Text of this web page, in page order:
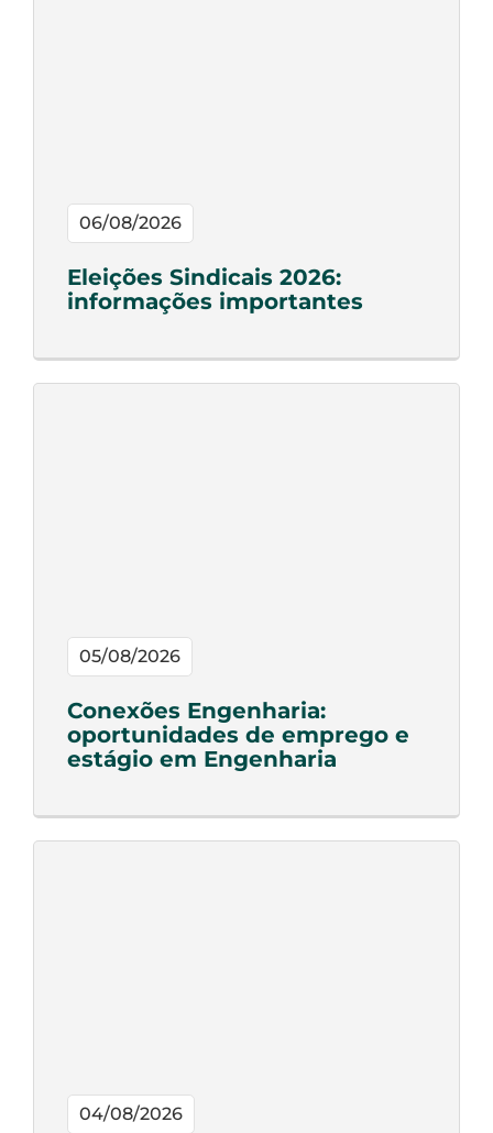
06/08/2026
Eleições Sindicais 2026:
informações importantes
05/08/2026
Conexões Engenharia:
oportunidades de emprego e
estágio em Engenharia
04/08/2026